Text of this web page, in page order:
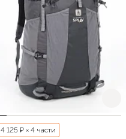
4 125 ₽ × 4 части